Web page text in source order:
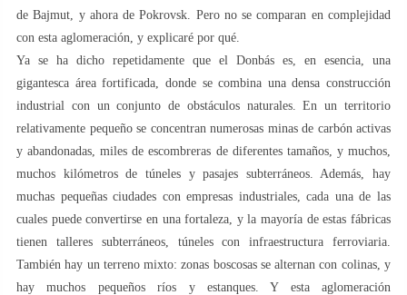
de Bajmut, y ahora de Pokrovsk. Pero no se comparan en complejidad
con esta aglomeración, y explicaré por qué.
Ya se ha dicho repetidamente que el Donbás es, en esencia, una
gigantesca área fortificada, donde se combina una densa construcción
industrial con un conjunto de obstáculos naturales. En un territorio
relativamente pequeño se concentran numerosas minas de carbón activas
y abandonadas, miles de escombreras de diferentes tamaños, y muchos,
muchos kilómetros de túneles y pasajes subterráneos. Además, hay
muchas pequeñas ciudades con empresas industriales, cada una de las
cuales puede convertirse en una fortaleza, y la mayoría de estas fábricas
tienen talleres subterráneos, túneles con infraestructura ferroviaria.
También hay un terreno mixto: zonas boscosas se alternan con colinas, y
hay muchos pequeños ríos y estanques. Y esta aglomeración